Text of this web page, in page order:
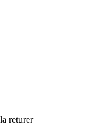
returer